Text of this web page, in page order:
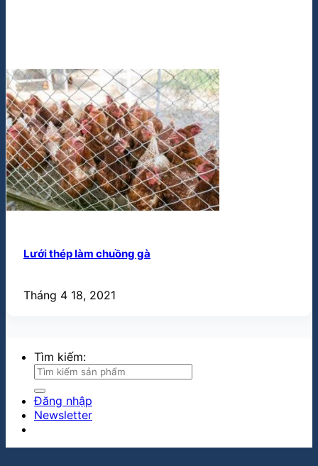
Lưới thép làm chuồng gà
Tháng 4 18, 2021
Tìm kiếm:
Đăng nhập
Newsletter